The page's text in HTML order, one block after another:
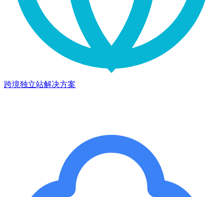
跨境独立站解决方案